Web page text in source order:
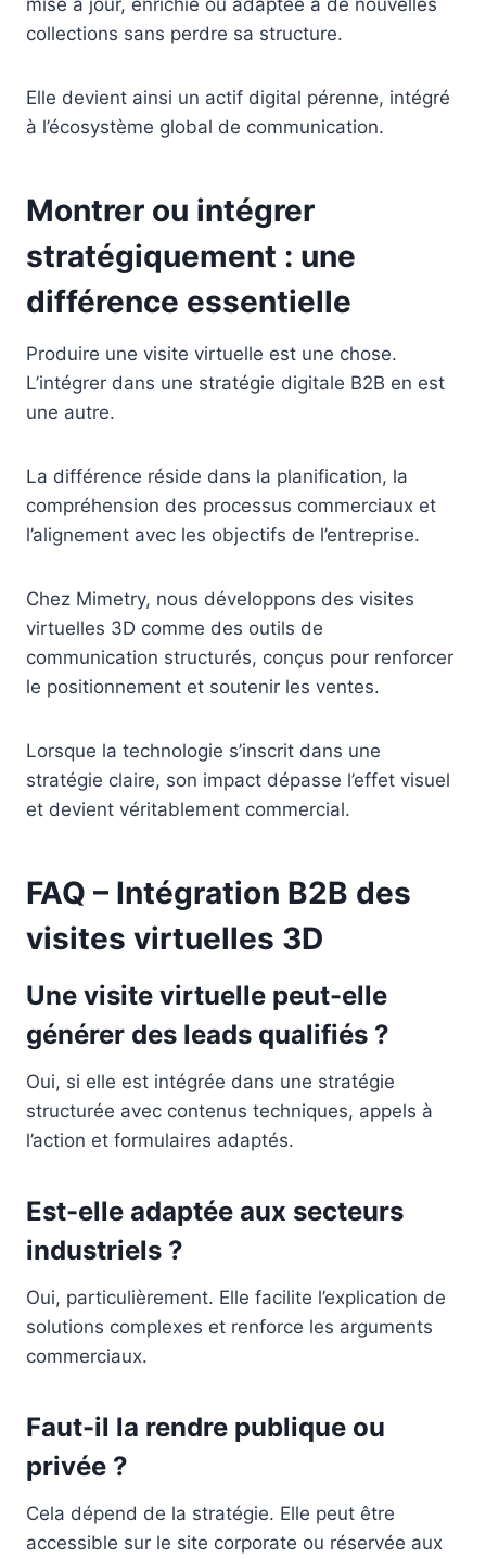
collections sans perdre sa structure.
Elle devient ainsi un actif digital pérenne, intégré
à l’écosystème global de communication.
Montrer ou intégrer
stratégiquement : une
différence essentielle
Produire une visite virtuelle est une chose.
L’intégrer dans une stratégie digitale B2B en est
une autre.
La différence réside dans la planification, la
compréhension des processus commerciaux et
l’alignement avec les objectifs de l’entreprise.
Chez Mimetry, nous développons des visites
virtuelles 3D comme des outils de
communication structurés, conçus pour renforcer
le positionnement et soutenir les ventes.
Lorsque la technologie s’inscrit dans une
stratégie claire, son impact dépasse l’effet visuel
et devient véritablement commercial.
FAQ – Intégration B2B des
visites virtuelles 3D
Une visite virtuelle peut-elle
générer des leads qualifiés ?
Oui, si elle est intégrée dans une stratégie
structurée avec contenus techniques, appels à
l’action et formulaires adaptés.
Est-elle adaptée aux secteurs
industriels ?
Oui, particulièrement. Elle facilite l’explication de
solutions complexes et renforce les arguments
commerciaux.
Faut-il la rendre publique ou
privée ?
Cela dépend de la stratégie. Elle peut être
accessible sur le site corporate ou réservée aux